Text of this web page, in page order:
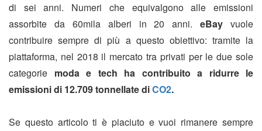
di sei anni. Numeri che equivalgono alle emissioni
assorbite da 60mila alberi in 20 anni.
eBay vuole
contribuire sempre di più a questo obiettivo: tramite la
piattaforma, nel 2018 il mercato tra privati per le due sole
categorie moda e tech ha contribuito a ridurre le
emissioni di 12.709 tonnellate diCO2.
Se questo articolo ti è piaciuto e vuoi rimanere sempre